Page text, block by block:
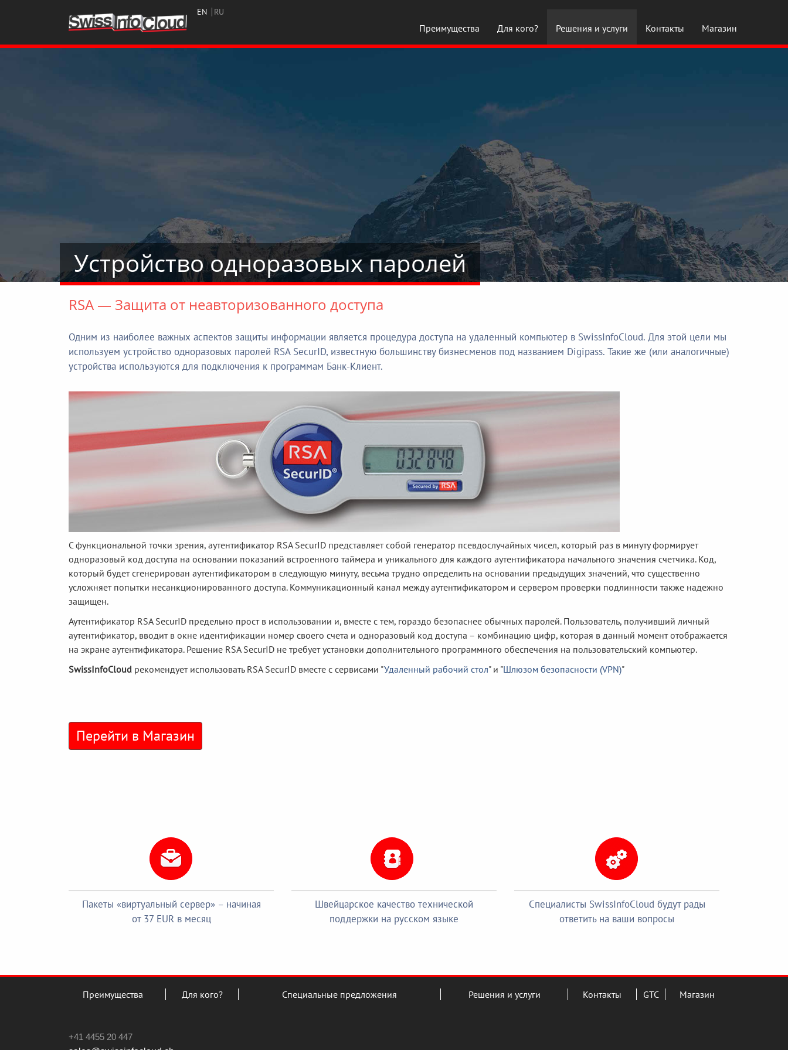
EN RU
Преимущества Для кого? Решения и услуги Контакты Магазин
Устройство одноразовых паролей
RSA — Защита от неавторизованного доступа
Одним из наиболее важных аспектов защиты информации является процедура доступа на удаленный компьютер в SwissInfoCloud. Для этой цели мы
используем устройство одноразовых паролей RSA SecurID, известную большинству бизнесменов под названием Digipass. Такие же (или аналогичные)
устройства используются для подключения к программам Банк-Клиент.
С функциональной точки зрения, аутентификатор RSA SecurID представляет собой генератор псевдослучайных чисел, который раз в минуту формирует
одноразовый код доступа на основании показаний встроенного таймера и уникального для каждого аутентификатора начального значения счетчика. Код,
который будет сгенерирован аутентификатором в следующую минуту, весьма трудно определить на основании предыдущих значений, что существенно
усложняет попытки несанкционированного доступа. Коммуникационный канал между аутентификатором и сервером проверки подлинности также надежно
защищен.
Аутентификатор RSA SecurID предельно прост в использовании и, вместе с тем, гораздо безопаснее обычных паролей. Пользователь, получивший личный
аутентификатор, вводит в окне идентификации номер своего счета и одноразовый код доступа – комбинацию цифр, которая в данный момент отображается
на экране аутентификатора. Решение RSA SecurID не требует установки дополнительного программного обеспечения на пользовательский компьютер.
SwissInfoCloud рекомендует использовать RSA SecurID вместе с сервисами "Удаленный рабочий стол" и "Шлюзом безопасности (VPN)"
Перейти в Магазин
Пакеты «виртуальный сервер» – начиная
от 37 EUR в месяц
Швейцарское качество технической
поддержки на русском языке
Специалисты SwissInfoCloud будут рады
ответить на ваши вопросы
Преимущества Для кого? Специальные предложения Решения и услуги Контакты GTC Магазин
+41 4455 20 447